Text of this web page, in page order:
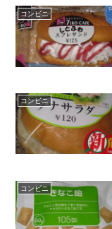
コンビニ
コンビニ
コンビニ